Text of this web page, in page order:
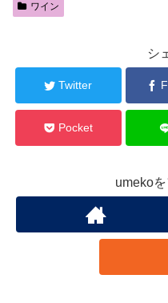
ワイン
シ
Twitter
Pocket
umeko